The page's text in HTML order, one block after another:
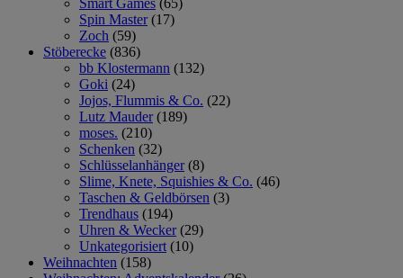
Smart Games (65)
Spin Master (17)
Zoch (59)
Stöberecke (836)
bb Klostermann (132)
Goki (24)
Jojos, Flummis & Co. (22)
Lutz Mauder (189)
moses. (210)
Schenken (32)
Schlüsselanhänger (8)
Slime, Knete, Squishies & Co. (46)
Taschen & Geldbörsen (3)
Trendhaus (194)
Uhren & Wecker (29)
Unkategorisiert (10)
Weihnachten (158)